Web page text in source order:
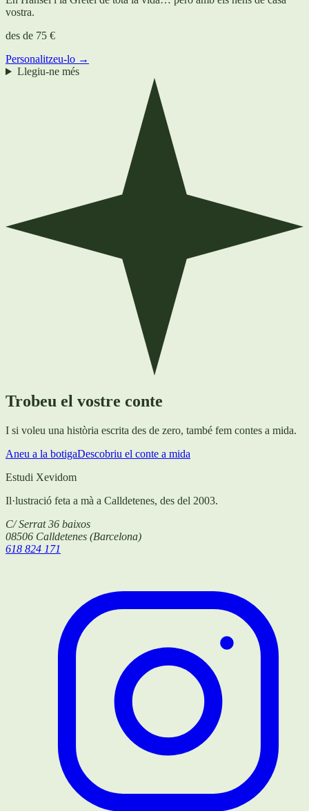
vostra.
des de 75 €
Personalitzeu-lo →
Llegiu-ne més
Trobeu el vostre conte
I si voleu una història escrita des de zero, també fem contes a mida.
Aneu a la botigaDescobriu el conte a mida
Estudi Xevidom
Il·lustració feta a mà a Calldetenes, des del 2003.
C/ Serrat 36 baixos
08506 Calldetenes (Barcelona)
618 824 171